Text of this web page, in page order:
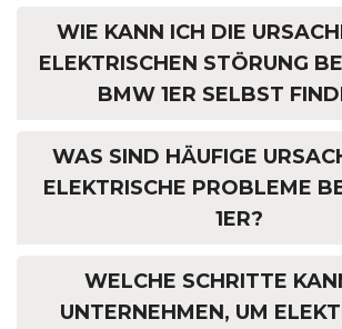
WIE KANN ICH DIE
ELEKTRISCHEN STÖRUNG
BMW 1ER SELBST
WAS SIND HÄUFIGE
ELEKTRISCHE PROBLEME
1ER?
WELCHE SCHRITTE
UNTERNEHMEN, UM